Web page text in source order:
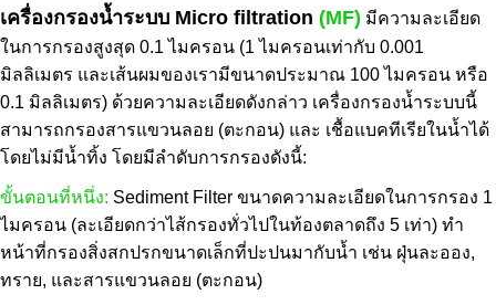
เครื่องกรองน้ำระบบ Micro filtration (MF) มีความละเอียด
ในการกรองสูงสุด 0.1 ไมครอน (1 ไมครอนเท่ากับ 0.001
มิลลิเมตร และเส้นผมของเรามีขนาดประมาณ 100 ไมครอน หรือ
0.1 มิลลิเมตร) ด้วยความละเอียดดังกล่าว เครื่องกรองน้ำระบบนี้
สามารถกรองสารแขวนลอย (ตะกอน) และ เชื้อแบคทีเรียในน้ำได้
โดยไม่มีน้ำทิ้ง โดยมีลำดับการกรองดังนี้:
ขั้นตอนที่หนึ่ง: Sediment Filter ขนาดความละเอียดในการกรอง 1
ไมครอน (ละเอียดกว่าไส้กรองทั่วไปในท้องตลาดถึง 5 เท่า) ทำ
หน้าที่กรองสิ่งสกปรกขนาดเล็กที่ปะปนมากับน้ำ เช่น ฝุ่นละออง,
ทราย, และสารแขวนลอย (ตะกอน)